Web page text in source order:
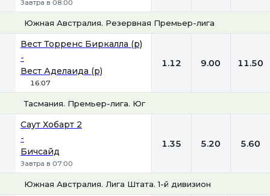
Завтра в 08:00
Южная Австралия. Резервная Премьер-лига
Вест Торренс Биркалла (р)
-
Вест Аделаида (р)
16:07
1.12 9.00 11.50
Тасмания. Премьер-лига. Юг
Саут Хобарт 2
-
Бичсайд
Завтра в 07:00
1.35 5.20 5.60
Южная Австралия. Лига Штата. 1-й дивизион